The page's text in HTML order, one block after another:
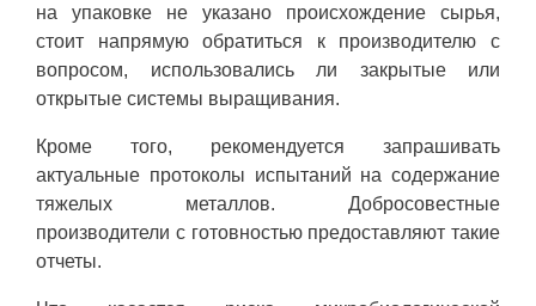
на упаковке не указано происхождение сырья,
стоит напрямую обратиться к производителю с
вопросом, использовались ли закрытые или
открытые системы выращивания.
Кроме того, рекомендуется запрашивать
актуальные протоколы испытаний на содержание
тяжелых металлов. Добросовестные
производители с готовностью предоставляют такие
отчеты.